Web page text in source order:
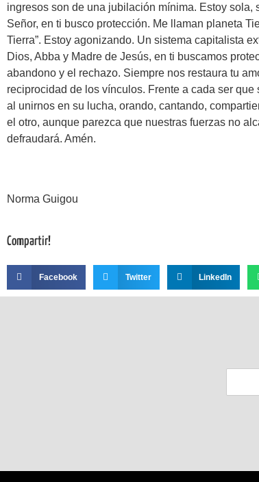
ingresos son de una jubilación mínima. Estoy sola,
Señor, en ti busco protección. Me llaman planeta
Tierra”. Estoy agonizando. Un sistema capitalista
Dios, Abba y Madre de Jesús, en ti buscamos
abandono y el rechazo. Siempre nos restaura tu
reciprocidad de los vínculos. Frente a cada ser
al unirnos en su lucha, orando, cantando,
el otro, aunque parezca que nuestras fuerzas no
defraudará. Amén.
Norma Guigou
Compartir!
Facebook Twitter LinkedIn